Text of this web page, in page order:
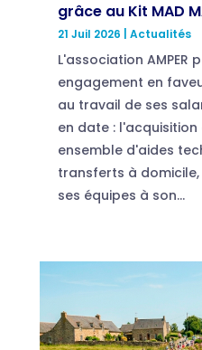
grâce au Kit MAD
21 Juil 2026 Actualités
L'association AMPER
engagement en
au travail de ses
en date : l'acquisition
ensemble d'aides
transferts à
ses équipes à son...